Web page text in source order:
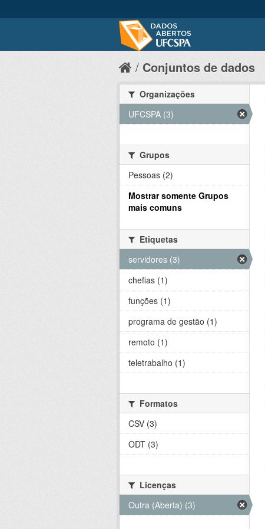
Conjuntos de dados
Organizações
UFCSPA (3)
Grupos
Pessoas (2)
Mostrar somente Grupos
mais comuns
Etiquetas
servidores (3)
chefias (1)
funções (1)
programa de gestão (1)
remoto (1)
teletrabalho (1)
Formatos
CSV (3)
ODT (3)
Licenças
Outra (Aberta) (3)